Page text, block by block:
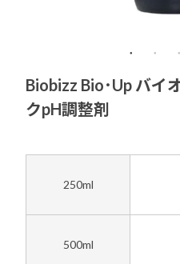
Biobizz Bio･Up バイ
クpH調整剤
250ml
500ml